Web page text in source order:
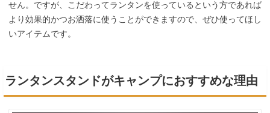
せん。ですが、こだわってランタンを使っているという方であれば
より効果的かつお洒落に使うことができますので、ぜひ使ってほし
いアイテムです。
ランタンスタンドがキャンプにおすすめな理由